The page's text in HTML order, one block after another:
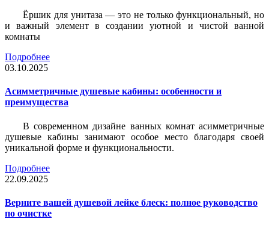
Ёршик для унитаза — это не только функциональный, но
и важный элемент в создании уютной и чистой ванной
комнаты
Подробнее
03.10.2025
Асимметричные душевые кабины: особенности и
преимущества
В современном дизайне ванных комнат асимметричные
душевые кабины занимают особое место благодаря своей
уникальной форме и функциональности.
Подробнее
22.09.2025
Верните вашей душевой лейке блеск: полное руководство
по очистке